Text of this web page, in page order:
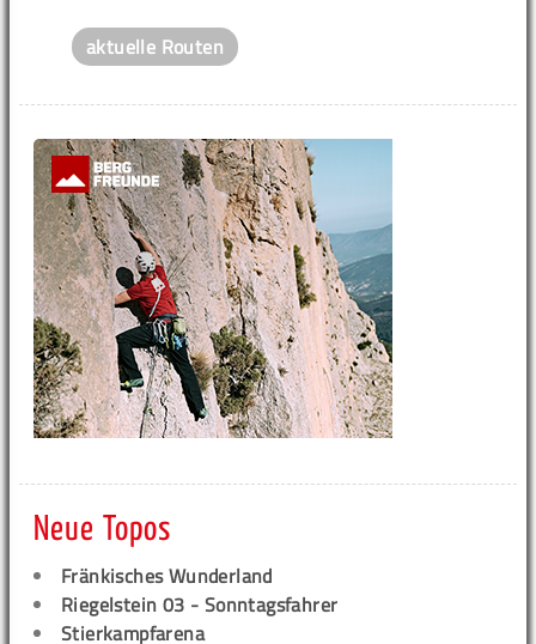
aktuelle Routen
Neue Topos
Fränkisches Wunderland
Riegelstein 03 - Sonntagsfahrer
Stierkampfarena